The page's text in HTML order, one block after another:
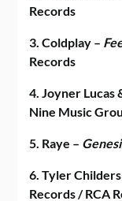
Records
3. Coldplay –
Records
4. Joyner Lucas
Nine Music
5. Raye –
6. Tyler
Records / RCA